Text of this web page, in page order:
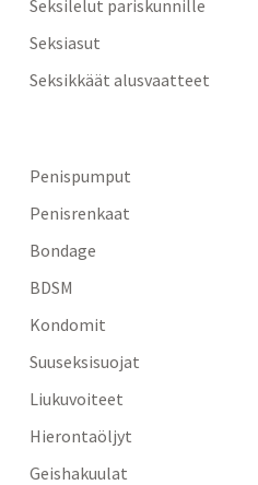
Seksilelut pariskunnille
Seksiasut
Seksikkäät alusvaatteet
Penispumput
Penisrenkaat
Bondage
BDSM
Kondomit
Suuseksisuojat
Liukuvoiteet
Hierontaöljyt
Geishakuulat